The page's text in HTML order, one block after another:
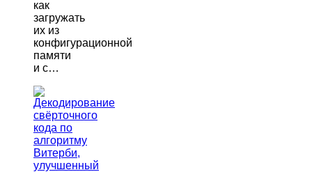
как
загружать
их из
конфигурационной
памяти
и с…